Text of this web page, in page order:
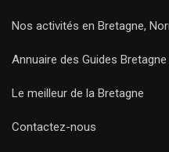
Nos activités en Bretagne,
Annuaire des Guides Bretagne
Le meilleur de la Bretagne
Contactez-nous